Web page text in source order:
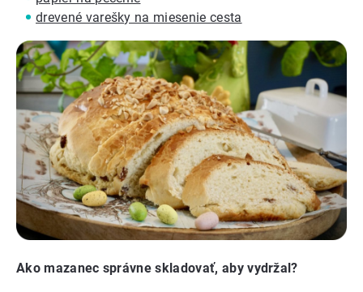
drevené varešky na miesenie cesta
Ako mazanec správne skladovať, aby vydržal?